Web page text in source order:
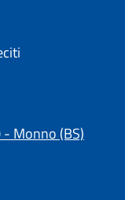
Monno (BS)